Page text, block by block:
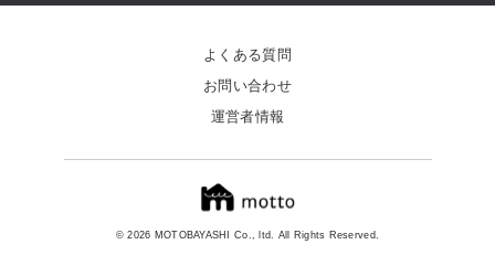
© 2026 MOTOBAYASHI Co., ltd. All Rights Reserved.
よくある質問
お問い合わせ
運営者情報